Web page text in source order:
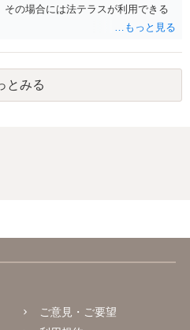
の場合には法テラスが利用できる
とみる
ご意見・ご要望